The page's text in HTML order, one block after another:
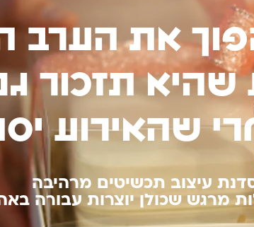
את הערב
שהיא תזכור
שהאירוע
עיצוב תכשיטים מרהיבה
מרגש שכולן יוצרות עבורה